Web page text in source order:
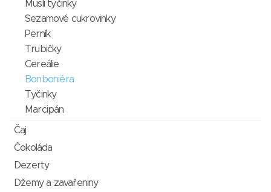
Müsli tyčinky
Sezamové cukrovinky
Perník
Trubičky
Cereálie
Bonboniéra
Tyčinky
Marcipán
Čaj
Čokoláda
Dezerty
Džemy a zavařeniny